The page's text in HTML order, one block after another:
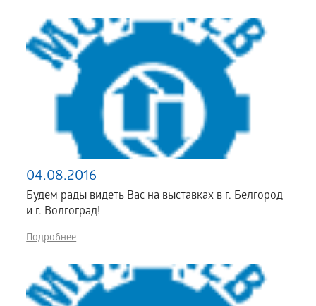
04.08.2016
Будем рады видеть Вас на выставках в г. Белгород
и г. Волгоград!
Подробнее